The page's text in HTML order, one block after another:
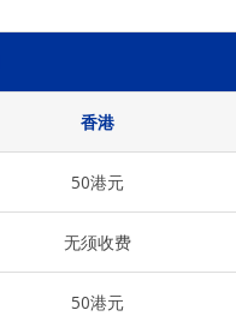
香港
50港元
无须收费
50港元